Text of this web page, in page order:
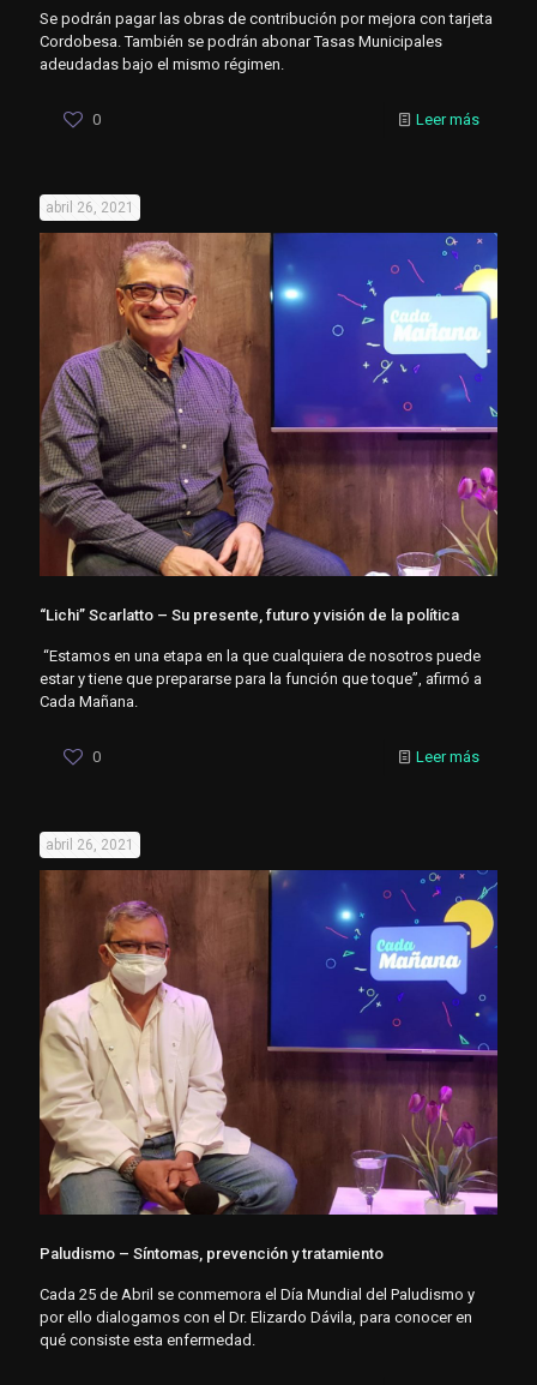
Se podrán pagar las obras de contribución por mejora con tarjeta
Cordobesa. También se podrán abonar Tasas Municipales
adeudadas bajo el mismo régimen.
0 Leer más
abril 26, 2021
“Lichi” Scarlatto – Su presente, futuro y visión de la política
“Estamos en una etapa en la que cualquiera de nosotros puede
estar y tiene que prepararse para la función que toque”, afirmó a
Cada Mañana.
0 Leer más
abril 26, 2021
Paludismo – Síntomas, prevención y tratamiento
Cada 25 de Abril se conmemora el Día Mundial del Paludismo y
por ello dialogamos con el Dr. Elizardo Dávila, para conocer en
qué consiste esta enfermedad.